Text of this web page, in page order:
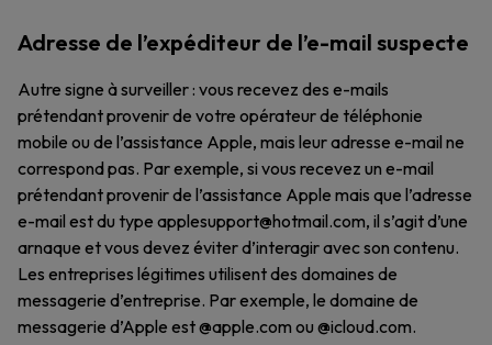
Adresse de l’expéditeur de l’e-mail suspecte
Autre signe à surveiller : vous recevez des e-mails
prétendant provenir de votre opérateur de téléphonie
mobile ou de l’assistance Apple, mais leur adresse e-mail ne
correspond pas. Par exemple, si vous recevez un e-mail
prétendant provenir de l’assistance Apple mais que l’adresse
e-mail est du type applesupport@hotmail.com, il s’agit d’une
arnaque et vous devez éviter d’interagir avec son contenu.
Les entreprises légitimes utilisent des domaines de
messagerie d’entreprise. Par exemple, le domaine de
messagerie d’Apple est @apple.com ou @icloud.com.